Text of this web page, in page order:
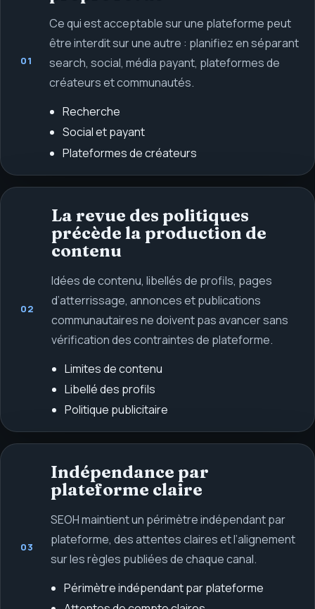
01
Ce qui est acceptable sur une plateforme peut
être interdit sur une autre : planifiez en séparant
search, social, média payant, plateformes de
créateurs et communautés.
Recherche
Social et payant
Plateformes de créateurs
02
La revue des politiques
précède la production de
contenu
Idées de contenu, libellés de profils, pages
d’atterrissage, annonces et publications
communautaires ne doivent pas avancer sans
vérification des contraintes de plateforme.
Limites de contenu
Libellé des profils
Politique publicitaire
03
Indépendance par
plateforme claire
SEOH maintient un périmètre indépendant par
plateforme, des attentes claires et l’alignement
sur les règles publiées de chaque canal.
Périmètre indépendant par plateforme